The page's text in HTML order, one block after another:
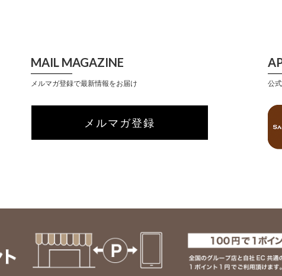
MAIL MAGAZINE
メルマガ登録で最新情報をお届け
メルマガ登録
公